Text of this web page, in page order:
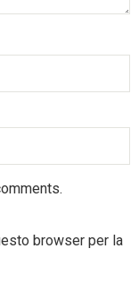
browser per la